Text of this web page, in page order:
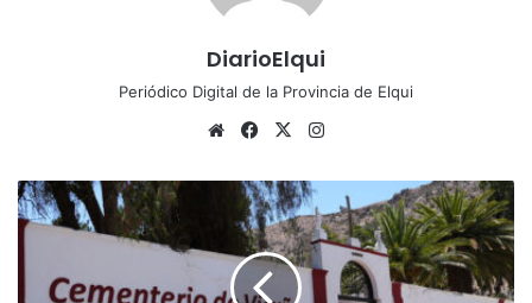
DiarioElqui
Periódico Digital de la Provincia de Elqui
Sitio
Facebook
X
Municipalidad
de
trabajos